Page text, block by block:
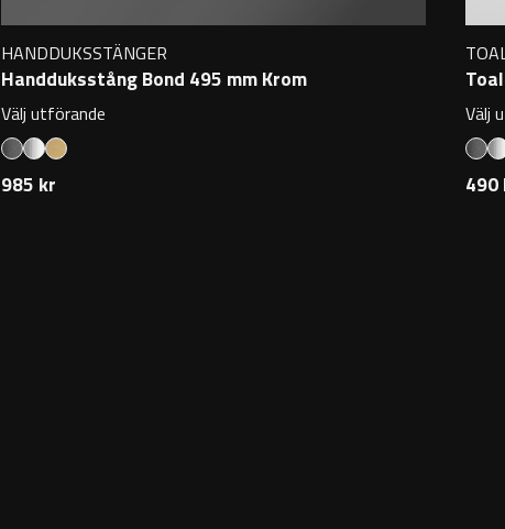
HANDDUKSSTÄNGER
Handduksstång Bond 495 mm Krom
Välj utförande
985 kr
Välj
490